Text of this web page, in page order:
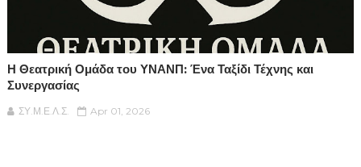
Η Θεατρική Ομάδα του ΥΝΑΝΠ: Ένα Ταξίδι Τέχνης και
Συνεργασίας
ΣΥ.Μ.Ε.Λ.Σ. Apr 01, 2026